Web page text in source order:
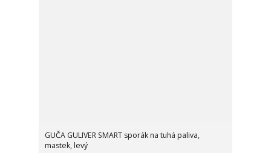
GUČA GULIVER SMART sporák na tuhá paliva,
mastek, levý